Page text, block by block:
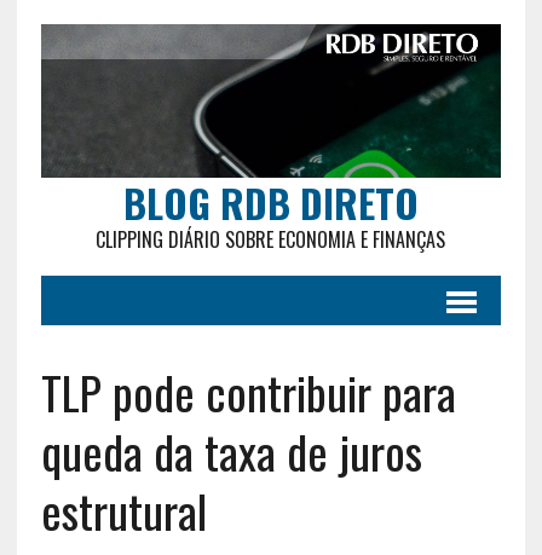
BLOG RDB DIRETO
CLIPPING DIÁRIO SOBRE ECONOMIA E FINANÇAS
TLP pode contribuir para
queda da taxa de juros
estrutural